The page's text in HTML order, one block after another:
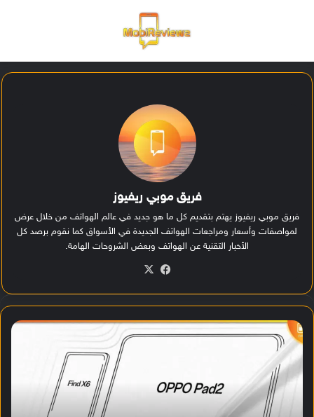
فريق موبي ريفيوز
فريق موبي ريفيوز يهتم بتقديم كل ما هو جديد في عالم الهواتف من خلال عرض
لمواصفات وأسعار ومراجعات الهواتف الجديدة في الأسواق كما نقوم برصد كل
الأخبار التقنية عن الهواتف وبعض الشروحات الهامة.
في
وك